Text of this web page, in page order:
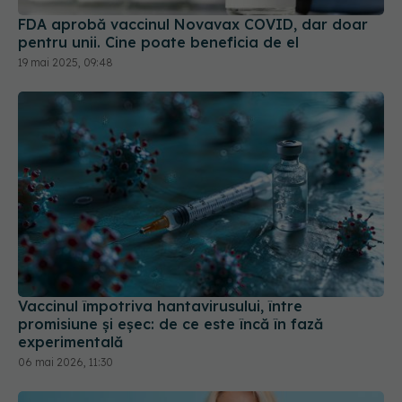
FDA aprobă vaccinul Novavax COVID, dar doar
pentru unii. Cine poate beneficia de el
19 mai 2025, 09:48
Vaccinul împotriva hantavirusului, între
promisiune și eșec: de ce este încă în fază
experimentală
06 mai 2026, 11:30